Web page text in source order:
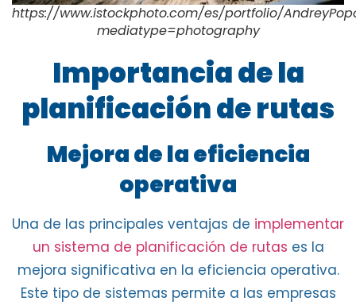
https://www.istockphoto.com/es/portfolio/
mediatype=photography
Importancia de la
planificación de rutas
Mejora de la eficiencia
operativa
Una de las principales ventajas de implementar
un sistema de planificación de rutas es la
mejora significativa en la eficiencia operativa.
Este tipo de sistemas permite a las empresas